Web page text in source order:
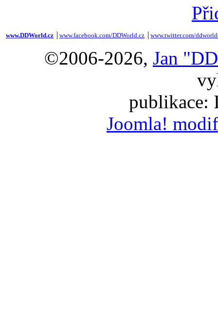
www.DDWorld.cz www.facebook.com/DDWorld.cz www.twitter.com/
©2006-2026, Jan
publikace:
Joomla!